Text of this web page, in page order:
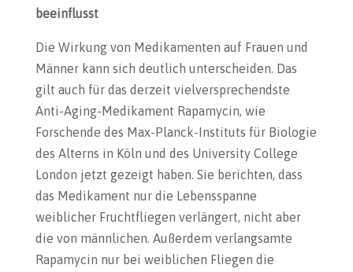
beeinflusst
Die Wirkung von Medikamenten auf Frauen und
Männer kann sich deutlich unterscheiden. Das
gilt auch für das derzeit vielversprechendste
Anti-Aging-Medikament Rapamycin, wie
Forschende des Max-Planck-Instituts für Biologie
des Alterns in Köln und des University College
London jetzt gezeigt haben. Sie berichten, dass
das Medikament nur die Lebensspanne
weiblicher Fruchtfliegen verlängert, nicht aber
die von männlichen. Außerdem verlangsamte
Rapamycin nur bei weiblichen Fliegen die